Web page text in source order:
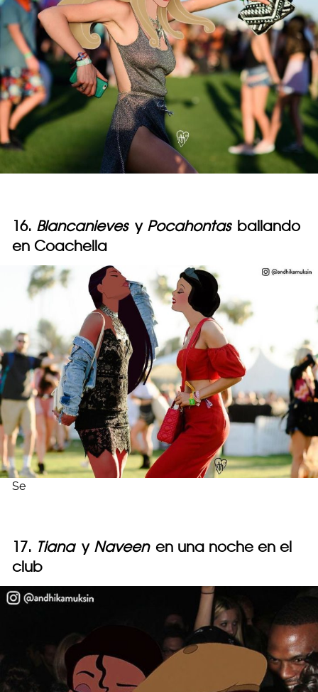
16. Blancanieves y Pocahontas bailando
en Coachella
Se
17. Tiana y Naveen en una noche en el
club